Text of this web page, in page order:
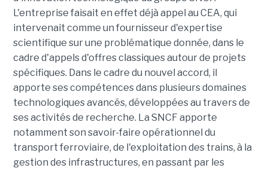
L'entreprise faisait en effet déjà appel au CEA, qui
intervenait comme un fournisseur d'expertise
scientifique sur une problématique donnée, dans le
cadre d'appels d'offres classiques autour de projets
spécifiques. Dans le cadre du nouvel accord, il
apporte ses compétences dans plusieurs domaines
technologiques avancés, développées au travers de
ses activités de recherche. La SNCF apporte
notamment son savoir-faire opérationnel du
transport ferroviaire, de l'exploitation des trains, à la
gestion des infrastructures, en passant par les